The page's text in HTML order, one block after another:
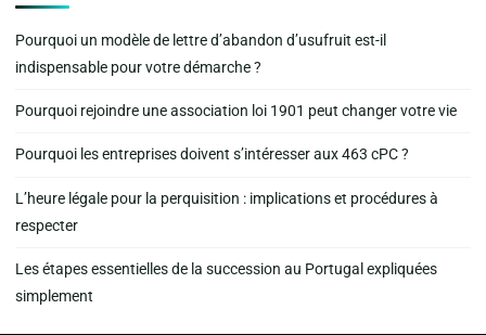
Pourquoi un modèle de lettre d’abandon d’usufruit est-il
indispensable pour votre démarche ?
Pourquoi rejoindre une association loi 1901 peut changer votre vie
Pourquoi les entreprises doivent s’intéresser aux 463 cPC ?
L’heure légale pour la perquisition : implications et procédures à
respecter
Les étapes essentielles de la succession au Portugal expliquées
simplement